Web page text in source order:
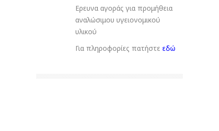
Ερευνα αγοράς για προμήθεια
αναλώσιμου υγειονομικού
υλικού
Για πληροφορίες πατήστε εδώ